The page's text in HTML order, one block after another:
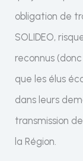
obligation de
SOLIDEO,
reconnus
que les élus
dans leurs
transmission
la Région.